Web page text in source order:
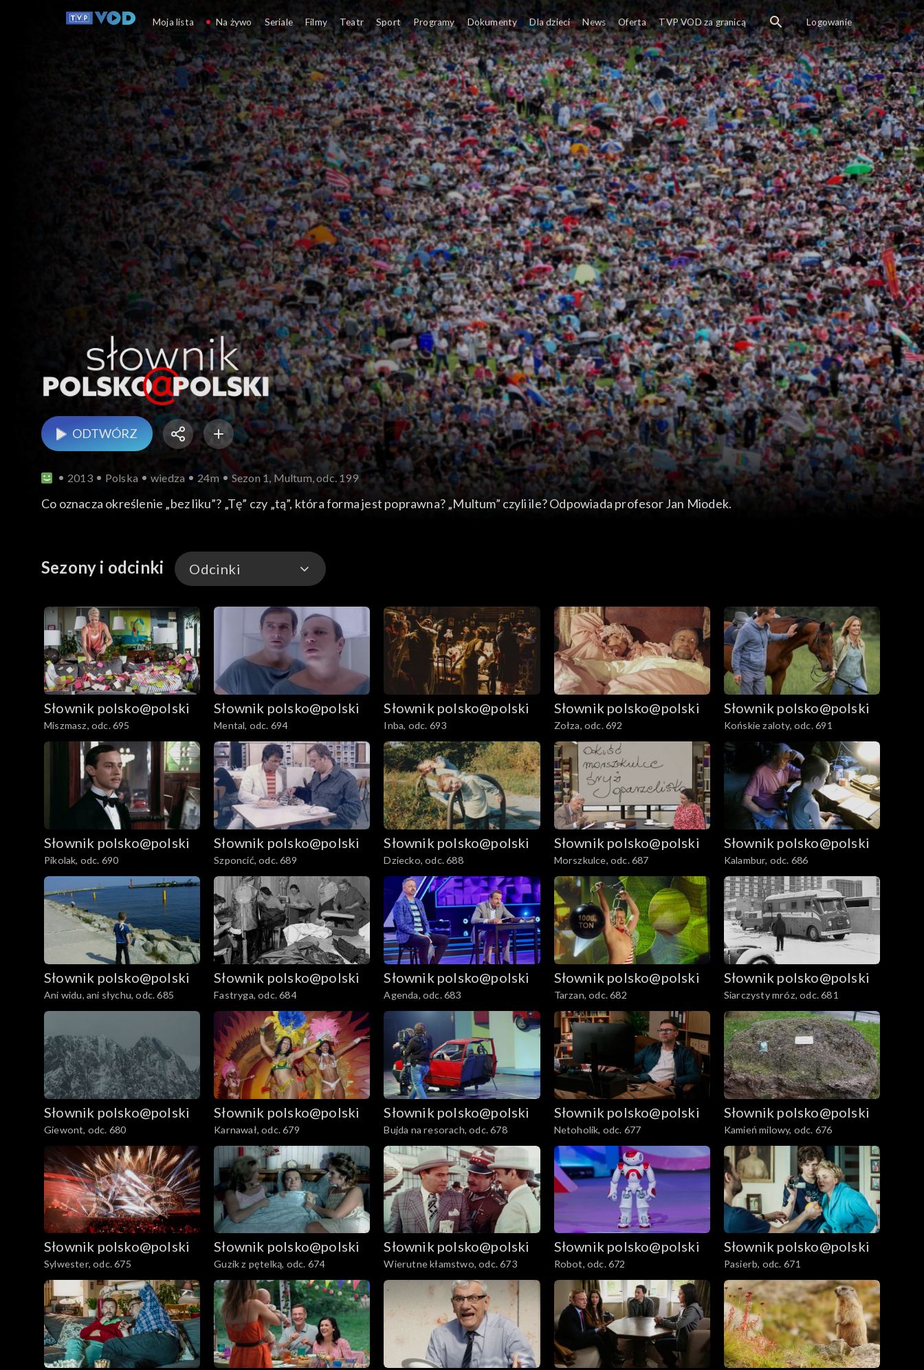
Co oznacza określenie
ODTWÓRZ
2013 Polska wiedza 24m Sezon 1, Multum, odc. 199
Co oznacza określenie „bez liku”? „Tę” czy „tą”, która forma jest poprawna? „Multum” czyli ile? Odpowiada profesor Jan Miodek.
Sezony i odcinki Odcinki
Odcinki
Słownik polsko@polski
Miszmasz, odc. 695
Słownik polsko@polski
Mental, odc. 694
Słownik polsko@polski
Inba, odc. 693
Słownik polsko@polski
Zołza, odc. 692
Słownik polsko@polski
Końskie zaloty, odc. 691
Słownik polsko@polski
Pikolak, odc. 690
Słownik polsko@polski
Szponcić, odc. 689
Słownik polsko@polski
Dziecko, odc. 688
Słownik polsko@polski
Morszkulce, odc. 687
Słownik polsko@polski
Kalambur, odc. 686
Słownik polsko@polski
Ani widu, ani słychu, odc. 685
Słownik polsko@polski
Fastryga, odc. 684
Słownik polsko@polski
Agenda, odc. 683
Słownik polsko@polski
Tarzan, odc. 682
Słownik polsko@polski
Siarczysty mróz, odc. 681
Słownik polsko@polski
Giewont, odc. 680
Słownik polsko@polski
Karnawał, odc. 679
Słownik polsko@polski
Bujda na resorach, odc. 678
Słownik polsko@polski
Netoholik, odc. 677
Słownik polsko@polski
Kamień milowy, odc. 676
Słownik polsko@polski
Sylwester, odc. 675
Słownik polsko@polski
Guzik z pętelką, odc. 674
Słownik polsko@polski
Wierutne kłamstwo, odc. 673
Słownik polsko@polski
Robot, odc. 672
Słownik polsko@polski
Pasierb, odc. 671
Moja lista Na żywo Seriale Filmy Teatr Sport Programy Dokumenty Dla dzieci News Oferta TVP VOD za granicą Logowanie